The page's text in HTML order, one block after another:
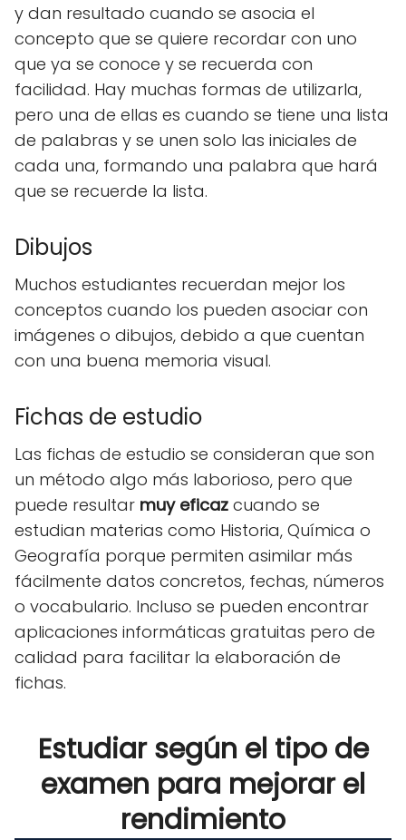
y dan resultado cuando se asocia el
concepto que se quiere recordar con uno
que ya se conoce y se recuerda con
facilidad. Hay muchas formas de utilizarla,
pero una de ellas es cuando se tiene una lista
de palabras y se unen solo las iniciales de
cada una, formando una palabra que hará
que se recuerde la lista.
Dibujos
Muchos estudiantes recuerdan mejor los
conceptos cuando los pueden asociar con
imágenes o dibujos, debido a que cuentan
con una buena memoria visual.
Fichas de estudio
Las fichas de estudio se consideran que son
un método algo más laborioso, pero que
puede resultar muy eficaz cuando se
estudian materias como Historia, Química o
Geografía porque permiten asimilar más
fácilmente datos concretos, fechas, números
o vocabulario. Incluso se pueden encontrar
aplicaciones informáticas gratuitas pero de
calidad para facilitar la elaboración de
fichas.
Estudiar según el tipo de
examen para mejorar el
rendimiento